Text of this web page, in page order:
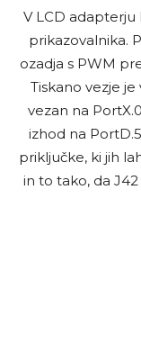
V LCD adapterju
prikazovalnika.
ozadja s PWM
Tiskano vezje
vezan na
izhod na
priključke, ki jih
in to tako, da